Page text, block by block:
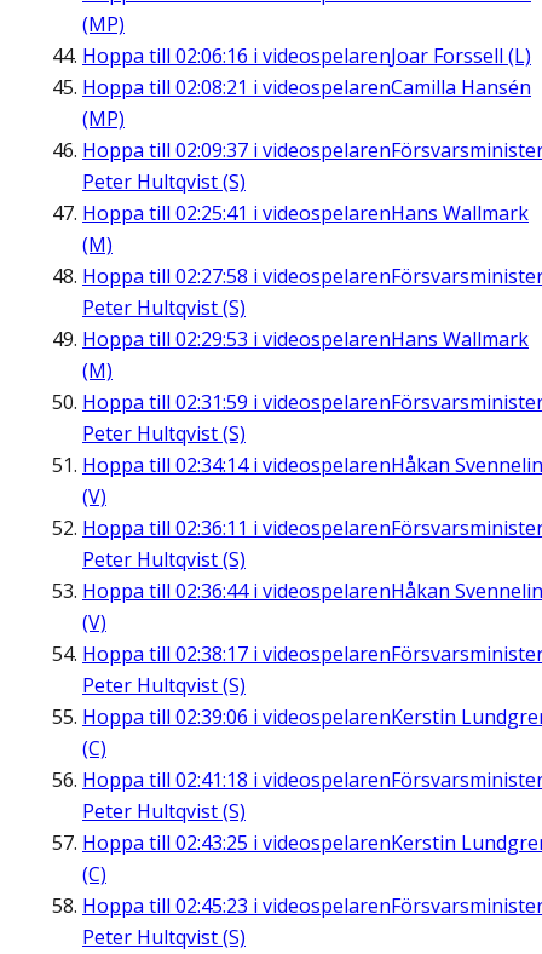
(MP)
Hoppa till 02:06:16 i videospelarenJoar Forssell (L)
Hoppa till 02:08:21 i videospelarenCamilla Hansén
(MP)
Hoppa till 02:09:37 i videospelaren
Peter Hultqvist (S)
Hoppa till 02:25:41 i videospelarenHans Wallmark
(M)
Hoppa till 02:27:58 i videospelaren
Peter Hultqvist (S)
Hoppa till 02:29:53 i videospelarenHans Wallmark
(M)
Hoppa till 02:31:59 i videospelaren
Peter Hultqvist (S)
Hoppa till 02:34:14i videospelarenHåkan
(V)
Hoppa till 02:36:11 i videospelaren
Peter Hultqvist (S)
Hoppa till 02:36:44i videospelarenHåkan
(V)
Hoppa till 02:38:17 i videospelaren
Peter Hultqvist (S)
Hoppa till 02:39:06 i videospelarenKerstin
(C)
Hoppa till 02:41:18 i videospelaren
Peter Hultqvist (S)
Hoppa till 02:43:25 i videospelarenKerstin
(C)
Hoppa till 02:45:23 i videospelaren
Peter Hultqvist (S)